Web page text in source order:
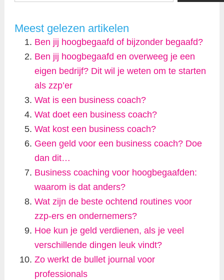
Meest gelezen artikelen
Ben jij hoogbegaafd of bijzonder begaafd?
Ben jij hoogbegaafd en overweeg je een
eigen bedrijf? Dit wil je weten om te starten
als zzp’er
Wat is een business coach?
Wat doet een business coach?
Wat kost een business coach?
Geen geld voor een business coach? Doe
dan dit…
Business coaching voor hoogbegaafden:
waarom is dat anders?
Wat zijn de beste ochtend routines voor
zzp-ers en ondernemers?
Hoe kun je geld verdienen, als je veel
verschillende dingen leuk vindt?
Zo werkt de bullet journal voor
professionals